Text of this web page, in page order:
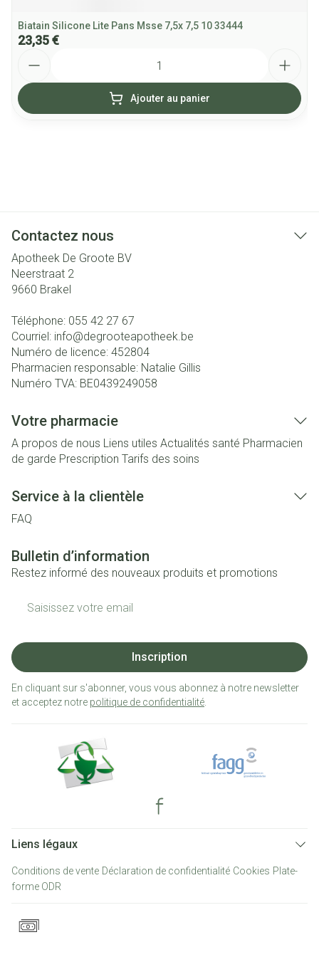
Biatain Silicone Lite Pans Msse 7,5x 7,5 10 33444
23,35 €
Ajouter au panier
Contactez nous
Apotheek De Groote BV
Neerstraat 2
9660 Brakel
Téléphone: 055 42 27 67
Courriel: info@degrooteapotheek.be
Numéro de licence: 452804
Pharmacien responsable: Natalie Gillis
Numéro TVA: BE0439249058
Votre pharmacie
A propos de nous Liens utiles Actualités santé Pharmacien
de garde Prescription Tarifs des soins
Service à la clientèle
FAQ
Bulletin d’information
Restez informé des nouveaux produits et promotions
Inscription
En cliquant sur s'abonner, vous vous abonnez à notre newsletter
et acceptez notre politique de confidentialité
Liens légaux
Conditions de vente Déclaration de confidentialité Cookies Plate-
forme ODR